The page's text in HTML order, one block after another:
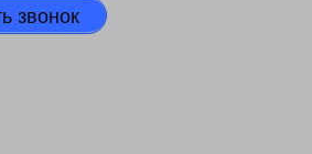
звонок